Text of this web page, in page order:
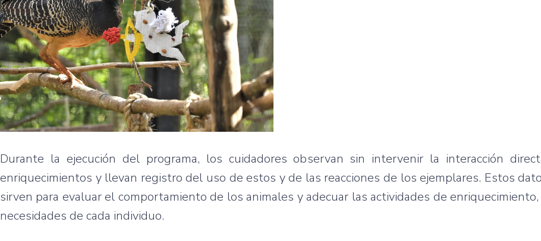
Durante la ejecución del programa, los cuidadores observan sin intervenir la interacción
enriquecimientos y llevan registro del uso de estos y de las reacciones de los ejemplares. Estos
sirven para evaluar el comportamiento de los animales y adecuar las actividades de
necesidades de cada individuo.